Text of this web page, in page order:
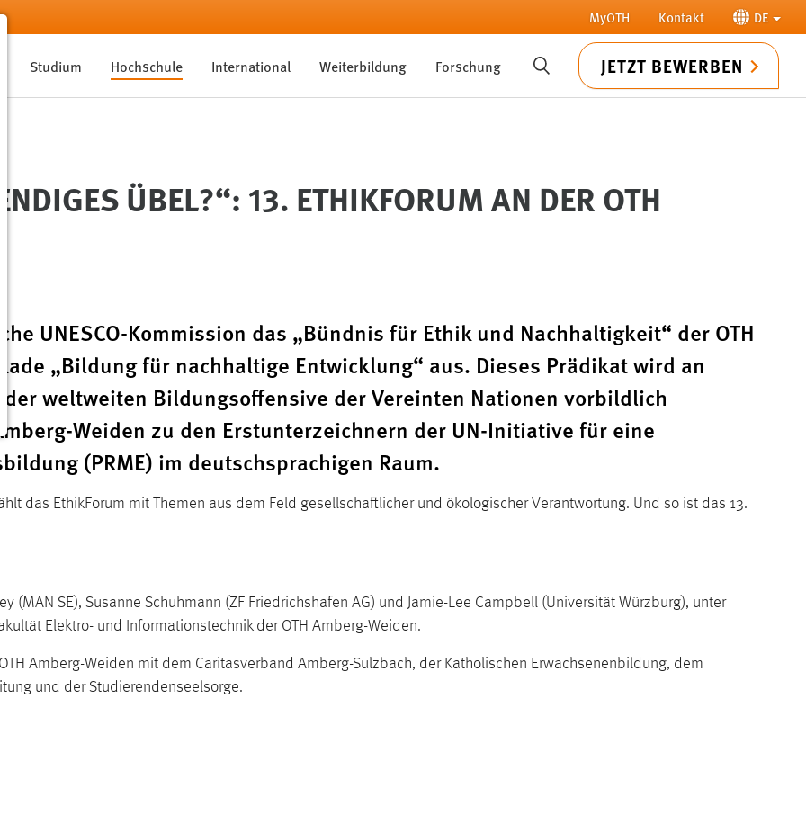
MyOTH Kontakt DE
Studium Hochschule International Weiterbildung Forschung SUCHE JETZT BEWERBEN
ÜBEL?“: 13. ETHIKFORUM AN DER OTH
UNESCO-Kommission das „Bündnis für Ethik und Nachhaltigkeit“ der OTH
„Bildung für nachhaltige Entwicklung“ aus. Dieses Prädikat wird an
weltweiten Bildungsoffensive der Vereinten Nationen vorbildlich
Weiden zu den Erstunterzeichnern der UN-Initiative für eine
(PRME) im deutschsprachigen Raum.
das EthikForum mit Themen aus dem Feld gesellschaftlicher und ökologischer Verantwortung. Und so ist das 13.
SE), Susanne Schuhmann (ZF Friedrichshafen AG) und Jamie-Lee Campbell (Universität Würzburg), unter
Elektro- und Informationstechnik der OTH Amberg-Weiden.
Amberg-Weiden mit dem Caritasverband Amberg-Sulzbach, der Katholischen Erwachsenenbildung, dem
und der Studierendenseelsorge.